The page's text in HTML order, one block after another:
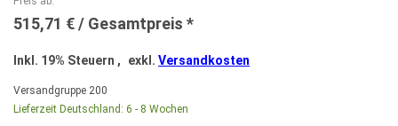
515,71 €
Inkl. 19% Steuern , exkl. Versandkosten
Versandgruppe 200
Lieferzeit Deutschland: 6 - 8 Wochen